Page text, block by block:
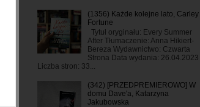
(1356) Każde kolejne lato, Carley
Fortune
Tytuł oryginału: Every Summer
After Tłumaczenie: Anna Hikiert-
Bereza Wydawnictwo: Czwarta
Strona Data wydania: 26.04.2023
Liczba stron: 33...
(342) [PRZEDPREMIEROWO] W
domu Dave'a, Katarzyna
Jakubowska